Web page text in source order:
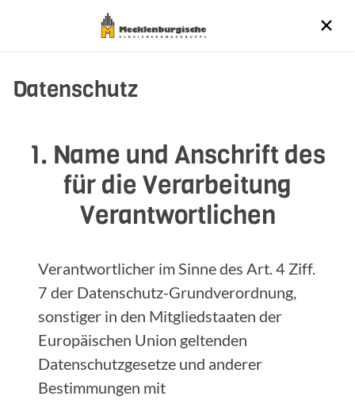
Datenschutz
1. Name und Anschrift des
für die Verarbeitung
Verantwortlichen
Verantwortlicher im Sinne des Art. 4 Ziff.
7 der Datenschutz-Grundverordnung,
sonstiger in den Mitgliedstaaten der
Europäischen Union geltenden
Datenschutzgesetze und anderer
Bestimmungen mit